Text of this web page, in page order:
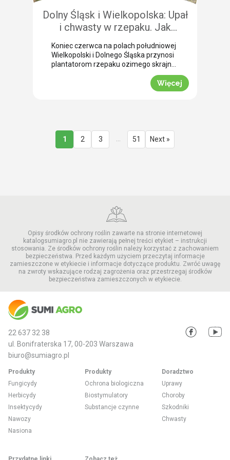
Dolny Śląsk i Wielkopolska: Upał
i chwasty w rzepaku. Jak
uratować plon przed samym
wjazdem kombajnu?
Koniec czerwca na polach południowej
Wielkopolski i Dolnego Śląska przynosi
plantatorom rzepaku ozimego skrajne
emocje (BBCH 80-83). Ostatnie opady
deszczu poprawiły ogólną kondycję
roślin. Jednak wywołały jednocześnie
Jak informuje nasz ekspert Mariusz
Staniek, skuteczna desykacja rzepaku
przed zbiorem oraz wcześniejsza
Więcej
1 2 3 51 Next »
Opisy środków ochrony roślin zawarte na stronie internetowej
katalogsumiagro.pl nie zawierają pełnej treści etykiet – instrukcji
stosowania. Ze środków ochrony roślin należy korzystać z zachowaniem
bezpieczeństwa. Przed każdym użyciem przeczytaj informacje
zamieszczone w etykiecie i informacje dotyczące produktu. Zwróć uwagę
na zwroty wskazujące rodzaj zagrożenia oraz przestrzegaj środków
bezpieczeństwa zamieszczonych w etykiecie.
22 637 32 38
ul. Bonifraterska 17, 00-203 Warszawa
biuro@sumiagro.pl
Produkty
Fungicydy
Herbicydy
Insektycydy
Nawozy
Nasiona
Produkty
Ochrona biologiczna
Biostymulatory
Substancje czynne
Doradztwo
Uprawy
Choroby
Szkodniki
Chwasty